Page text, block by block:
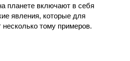
планете включают в себя
явления, которые для
тому примеров.